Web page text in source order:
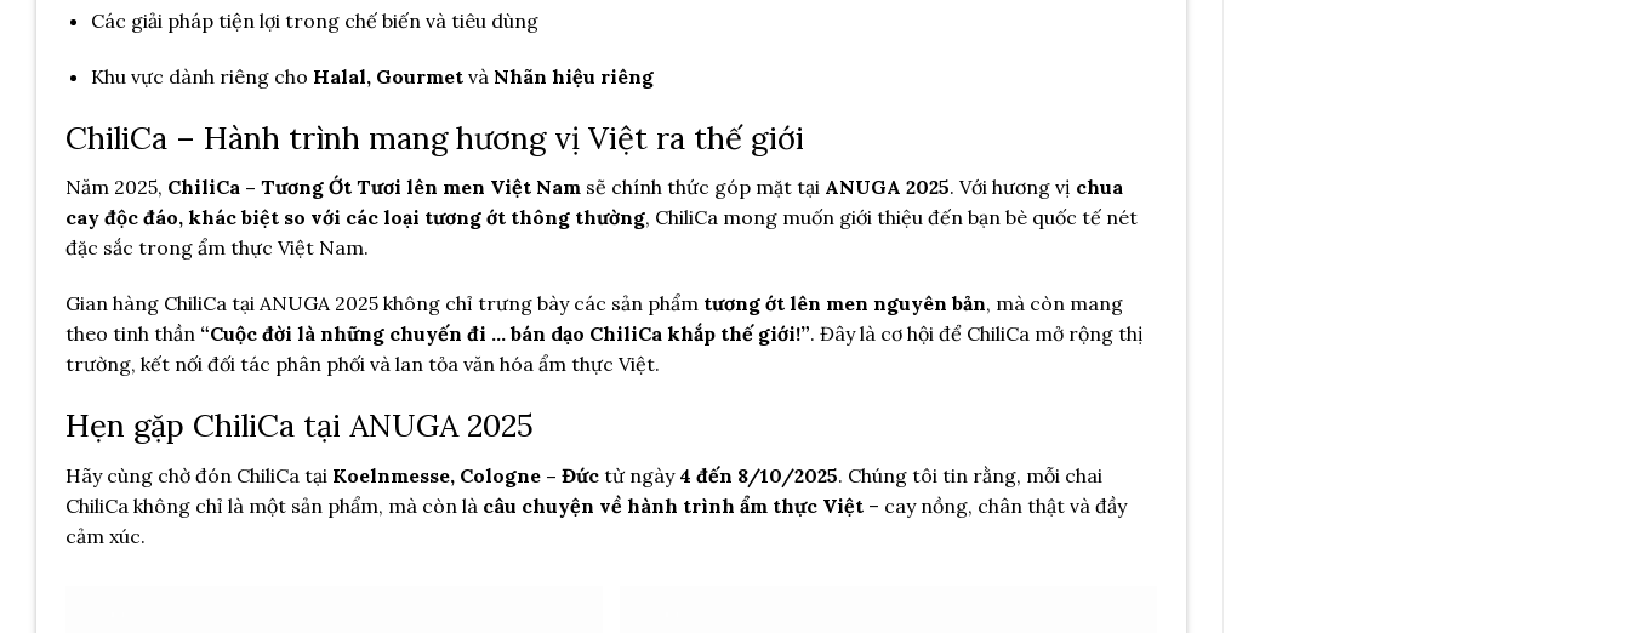
Các giải pháp tiện lợi trong chế biến và tiêu dùng
Khu vực dành riêng cho Halal, Gourmetvà Nhãn hiệu riêng
ChiliCa – Hành trình mang hương vị Việt ra thế giới
Năm 2025, ChiliCa – Tương Ớt Tươi lên men Việt Nam sẽ chính thức góp mặt tại ANUGA 2025. Với hương vị chua
cay độc đáo, khác biệt so với các loại tương ớt thông thường, ChiliCa mong muốn giới thiệu đến bạn bè quốc tế nét
đặc sắc trong ẩm thực Việt Nam.
Gian hàng ChiliCa tại ANUGA 2025 không chỉ trưng bày các sản phẩm tương ớt lên men nguyên bản, mà còn mang
theo tinh thần “Cuộc đời là những chuyến đi … bán dạo ChiliCa khắp thế giới!”. Đây là cơ hội để ChiliCa mở rộng thị
trường, kết nối đối tác phân phối và lan tỏa văn hóa ẩm thực Việt.
Hẹn gặp ChiliCa tại ANUGA 2025
Hãy cùng chờ đón ChiliCa tại Koelnmesse, Cologne – Đức từ ngày 4 đến 8/10/2025. Chúng tôi tin rằng, mỗi chai
ChiliCa không chỉ là một sản phẩm, mà còn là câu chuyện về hành trình ẩm thực Việt – cay nồng, chân thật và đầy
cảm xúc.